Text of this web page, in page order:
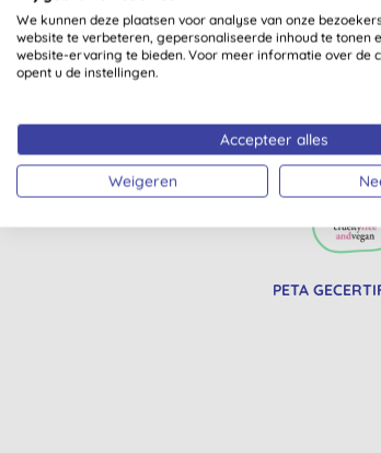
GECERTIFICEERD
PETA
We kunnen deze plaatsen voor analyse van onze
website te verbeteren, gepersonaliseerde inhoud te tonen
website-ervaring te bieden. Voor meer informatie over de
opent u de instellingen.
Accepteer alles
Weigeren